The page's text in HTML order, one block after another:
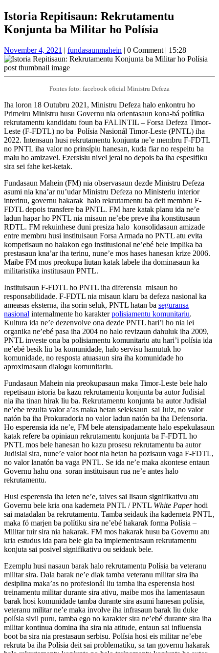
Close
Button
Istoria Repitisaun: Rekrutamentu
Konjunta ba Militar ho Polísia
November 4, 2021 November
4,
2021
| fundasaunmahein fundasaunmahein
| 0 Comment | 15:28
Fontes foto: facebook oficial Ministru Defeza
Iha loron 18 Outubru 2021, Ministru Defeza halo enkontru ho
Primeiru Ministru husu Governu nia orientasaun kona-bá polítika
rekrutamentu kandidatu foun ba FALINTIL – Forsa Defeza Timor-
Leste (F-FDTL) no ba Polísia Nasionál Timor-Leste (PNTL) iha
2022. Intensaun husi rekrutamentu konjunta ne’e membru F-FDTL
no PNTL iha valor no prinsípiu hanesan, kuda fiar no respeitu ba
malu ho amizavel. Ezersisiu nivel jeral no depois ba iha espesifiku
sira sei fahe ket-ketak.
Fundasaun Mahein (FM) nia observasaun dezde Ministru Defeza
asumi nia kna’ar nu’udar Ministru Defeza no Ministeriu interior
interinu, governu hakarak halo rekrutamentu ba deit membru F-
FDTL depois transfere ba PNTL. FM hare katak planu ida ne’e
ladun hapar ho PNTL nia misaun ne’ebe preve iha konstitusaun
RDTL. FM rekuinhese duni presiza halo konsolidasaun amizade
entre membru husi instituisaun Forsa Armada no PNTL atu evita
kompetisaun no halakon ego institusional ne’ebé bele implika ba
prestasaun kna’ar iha terinu, nune’e mos hases hanesan krize 2006.
Maibe FM mos preokupa liutan katak labele iha dominasaun ka
militaristika institusaun PNTL.
Instituisaun F-FDTL ho PNTL iha diferensia misaun ho
responsabilidade. F-FDTL nia misaun klaru ba defeza nasional ka
ameasas eksterna, iha sorin seluk, PNTL hatan ba seguransa
nasional internalmente ho karakterpolisiamentu komunitariu.
Kultura ida ne’e dezenvolve ona dezde PNTL hari’i ho nia lei
organika ne’ebé pasa iha 2004 no halo revizaun dahuluk iha 2009,
PNTL investe ona ba polisiamentu komunitariu atu hari’i polísia ida
ne’ebé besik liu ba komunidade, halo servisu hamutuk ho
komunidade, no resposta atuasaun sira iha komunidade ho
aproximasaun dialogu komunitariu.
Fundasaun Mahein nia preokupasaun maka Timor-Leste bele halo
repetisaun istoria ba kazu rekrutamentu konjunta ba autor Judisial
nia iha tinan hirak liu ba. Rekrutamentu konjunta ba autor Judisial
ne’ebe rezulta valor a’as maka hetan seleksaun sai Juiz, no valor
natón ba iha Prokuradoria no valor ladun natón ba iha Defensoria.
Ho esperensia ida ne’e, FM bele atensipadamente halo espekulasaun
katak refere ba opiniaun rekrutamentu konjunta ba F-FDTL ho
PNTL mos bele hanesan ho kazu prosesu rekrutamentu ba autor
Judisial sira, nune’e valor boot nia hetan ba pozisaun vaga F-FDTL,
no valor lanatón ba vaga PNTL. Se ida ne’e maka akontese entaun
Governu hahu ona soran instituisaun rua ne’e antes halo
rekrutamentu.
Husi esperensia iha leten ne’e, talves sai lisaun signifikativu atu
Governu bele kria ona kaderneta PNTL / PNTL White Paperhodi
sai matadalan ba rekrutamentu. Tamba seidauk iha kaderneta PNTL,
maka fó marjen ba polítiku sira ne’ebé hakarak forma Polísia –
Militar tuir sira nia hakarak. FM mos hakarak husu ba Governu atu
kria estudus ida para bele gia ba implementasaun rekrutamentu
konjuta sai posivel signifikativu ou seidauk bele.
Ezemplu husi nasaun barak halo rekrutamentu Polísia ba veteranu
militar sira. Dala barak ne’e diak tamba veteranu militar sira iha
desiplina maka’as no profesionál liu tamba iha esperensia hosi
treinamentu militar durante sira ativu, maibe mos iha lamentasaun
barak hosi komunidade tamba durante sira asumi hanesan polísia,
veteranu militar ne’e maka involve iha infrasaun barak liu duke
polísia sivil puru, tamba ego no karakter sira ne’ebé durante sira iha
militar kontinua domina iha sira nia atitude, entaun sai influensia
boot ba sira nia prestasaun serbisu. Polísia hosi eis militar ne’ebe
rekruta ba iha Polísia deit sai problematiku, sa tan governu hakarak